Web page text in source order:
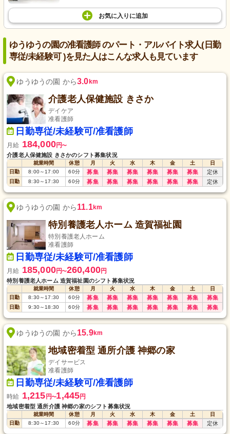
お気に入り に追加
ゆうゆうの園の准看護師 のパート・アルバイト求人(日勤
専従/未経験可 )を見た人はこんな求人も見ています
ゆうゆうの園 から3.0km
介護老人保健施設 きさか
デイケア
准看護師
日勤専従/未経験可/准看護師
月給 184,000円〜
介護老人保健施設 きさかのシフト募集状況
就業時間 休憩 月 火 水 木 金 土
日
日勤
8:00～17:00 60分 募集 募集 募集 募集 募集 募集 定休
日勤 8:30～17:30 60分 募集 募集 募集 募集 募集 募集 定休
ゆうゆうの園 から11.1km
特別養護老人ホーム 造賀福祉園
特別養護老人ホーム
准看護師
日勤専従/未経験可/准看護師
月給 185,000円〜260,400円
特別養護老人ホーム 造賀福祉園のシフト募集状況
就業時間 休憩 月 火 水 木 金 土
日
日勤
8:30～17:30 60分 募集 募集 募集 募集 募集 募集 募集
日勤 9:30～18:30 60分 募集 募集 募集 募集 募集 募集 募集
ゆうゆうの園 から15.9km
地域密着型 通所介護 神郷の家
デイサービス
准看護師
日勤専従/未経験可/准看護師
時給 1,215 円〜1,445円
地域密着型 通所介護 神郷の家のシフト募集状況
就業時間 休憩 月 火 水 木 金 土
日
日勤
8:30～17:30 60分 募集 募集 募集 募集 募集 募集 定休